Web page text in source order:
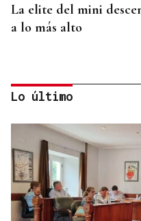
La elite del mini
a lo más alto
Lo último